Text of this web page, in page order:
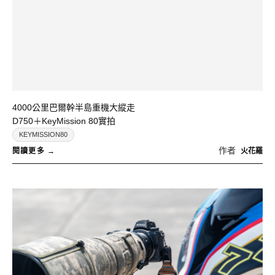
4000公里巴爾幹半島重機大縱走
D750＋KeyMission 80實拍
KEYMISSION80
作者 火花羅